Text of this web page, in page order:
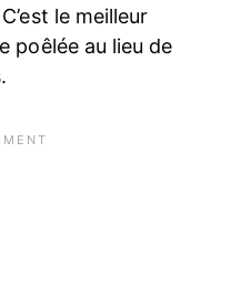
le meilleur
poêlée au lieu de